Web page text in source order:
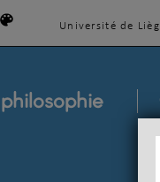
Université de